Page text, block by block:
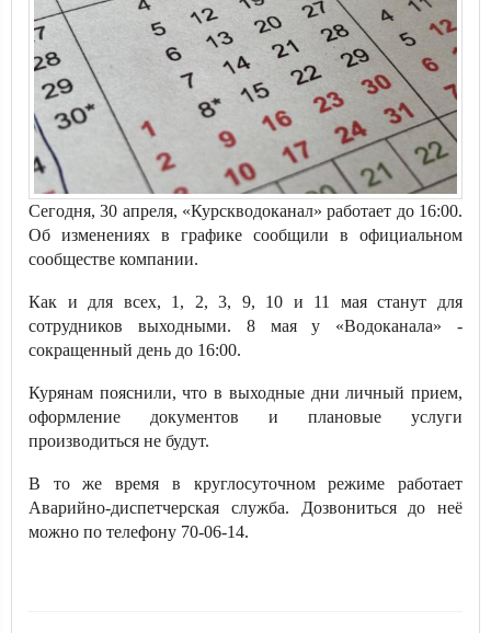
Сегодня, 30 апреля, «Курскводоканал» работает до 16:00.
Об изменениях в графике сообщили в официальном
сообществе компании.
Как и для всех, 1, 2, 3, 9, 10 и 11 мая станут для
сотрудников выходными. 8 мая у «Водоканала» -
сокращенный день до 16:00.
Курянам пояснили, что в выходные дни личный прием,
оформление документов и плановые услуги
производиться не будут.
В то же время в круглосуточном режиме работает
Аварийно-диспетчерская служба. Дозвониться до неё
можно по телефону 70-06-14.